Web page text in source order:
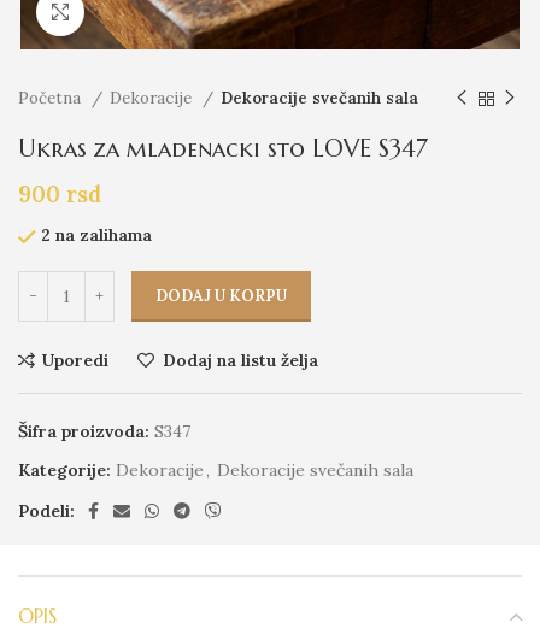
Click to enlarge
Početna Dekoracije Dekoracije svečanih sala
Ukras za mladenacki sto LOVE S347
900 rsd
2 na zalihama
DODAJ U KORPU
Uporedi Dodaj na listu želja
Šifra proizvoda: S347
Kategorije: Dekoracije , Dekoracije svečanih sala
Podeli:
OPIS